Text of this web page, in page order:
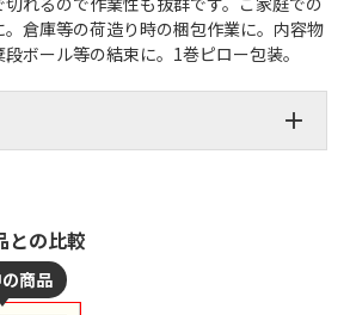
倉庫等の荷造り時の梱包作業に。内容物
ボール等の結束に。1巻ピロー包装。
との比較